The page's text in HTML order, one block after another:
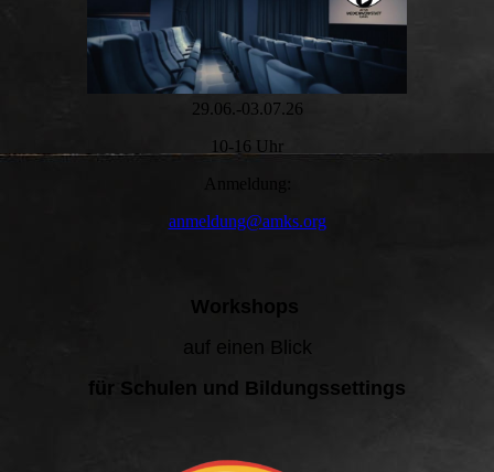
29.06.-03.07.26
10-16 Uhr
Anmeldung:
anmeldung@amks.org
Workshops
auf einen Blick
für Schulen und Bildungssettings